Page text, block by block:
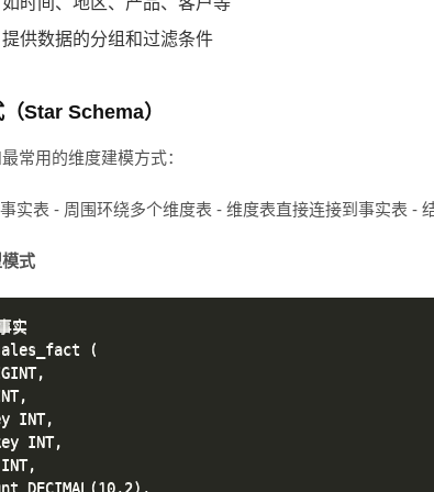
提供数据的分组和过滤条件
Star Schema）
常用的维度建模方式：
实表 - 周围环绕多个维度表 - 维度表直接连接到事实表 -
式
实
sales_fact (
INT,
INT,
DECIMAL(10,2),